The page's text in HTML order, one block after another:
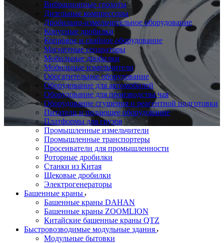
Вибрационные грохоты
Дизельные компрессоры
Дробильно-измельчительное оборудование
Конусные дробилки
Копровое и свайное оборудование
Магнитные сепараторы
Мобильные дробилки
Мобильные измельчители
Обогатительное оборудование
Оборудование для автомобилей
Оборудование для производства чая
Оборудование сгущения и реагентной подготовки
Питатели и подающее оборудование
Платформы для грузов
Промышленные измельчители
Промышленные транспортеры
Просеиватели для промышленности
Роторные дробилки
Станки из Китая
Щековые дробилки
Электрогенераторы
Башенные краны
Башенные краны DAHAN
Башенные краны ZOOMLION
Китайские башенные краны QTZ
Быстровозводимые модульные здания
Модульные бытовки